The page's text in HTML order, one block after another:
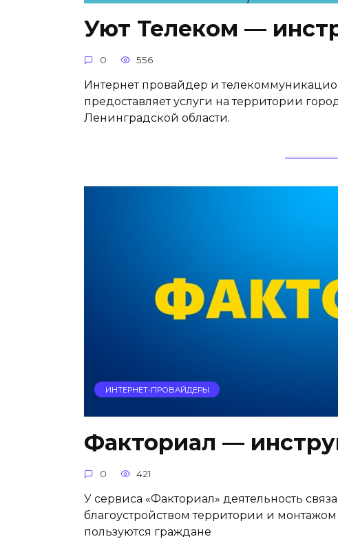
Уют Телеком —
0 556
Интернет провайдер и
предоставляет услуги на территории
Ленинградской области.
ИНТЕРНЕТ-ПРОВАЙДЕРЫ
Факториал —
0 421
У сервиса «Факториал» деятельность
благоустройством территории и
пользуются граждане